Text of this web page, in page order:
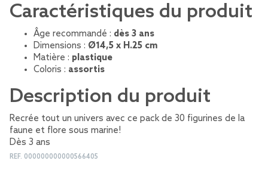
Caractéristiques du produit
Âge recommandé : dès 3 ans
Dimensions : Ø14,5 x H.25 cm
Matière : plastique
Coloris : assortis
Description du produit
Recrée tout un univers avec ce pack de 30 figurines de la
faune et flore sous marine!
Dès 3 ans
REF. 000000000000566405